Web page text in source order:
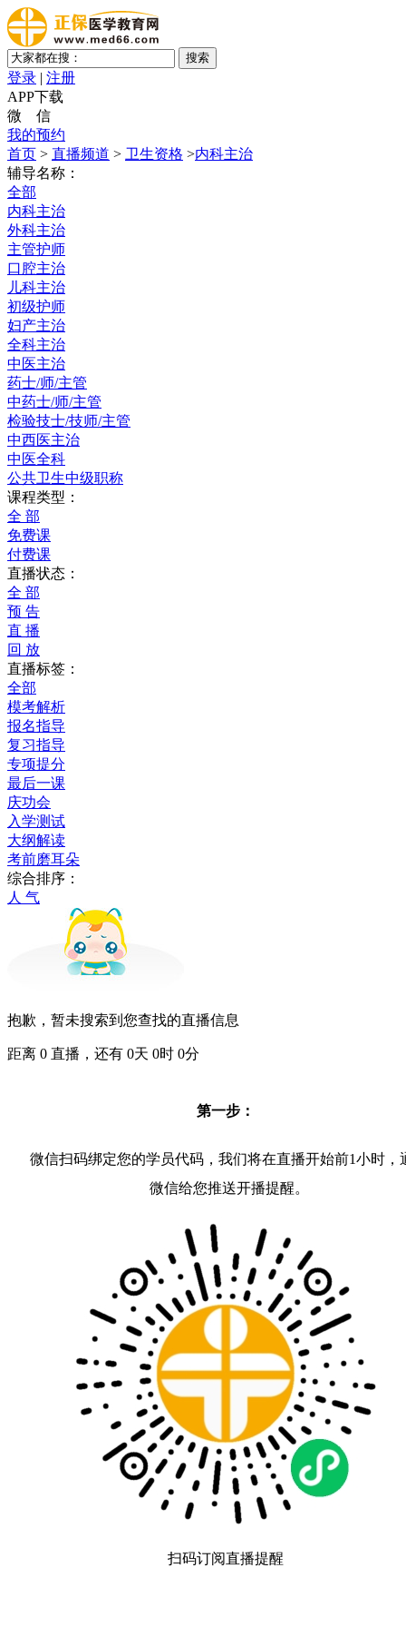
登录 | 注册
APP下载
微 信
我的预约
首页 > 直播频道 > 卫生资格 >内科主治
辅导名称：
全部
内科主治
外科主治
主管护师
口腔主治
儿科主治
初级护师
妇产主治
全科主治
中医主治
药士/师/主管
中药士/师/主管
检验技士/技师/主管
中西医主治
中医全科
公共卫生中级职称
课程类型：
全 部
免费课
付费课
直播状态：
全 部
预 告
直 播
回 放
直播标签：
全部
模考解析
报名指导
复习指导
专项提分
最后一课
庆功会
入学测试
大纲解读
考前磨耳朵
综合排序：
人 气
抱歉，暂未搜索到您查找的直播信息
距离 0 直播，还有 0天 0时 0分
第一步：
微信扫码绑定您的学员代码，我们将在直播开始前1小时，
微信给您推送开播提醒。
扫码订阅直播提醒